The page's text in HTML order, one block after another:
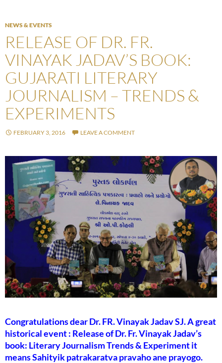
NEWS & EVENTS
RELEASE OF DR. FR.
VINAYAK JADAV’S BOOK:
GUJARATI LITERARY
JOURNALISM – TRENDS &
EXPERIMENTS
FEBRUARY 3, 2016 LEAVE A COMMENT
Congratulations dear Dr. FR. Vinayak Jadav SJ. A great
historical event : Release of Dr. Fr. Vinayak Jadav’s
book: Literary Journalism Trends & Experiment it
means Sahityik patrakaratva pravaho ane prayogo.